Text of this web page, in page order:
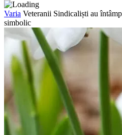
Varia Veteranii Sindicaliști au
simbolic